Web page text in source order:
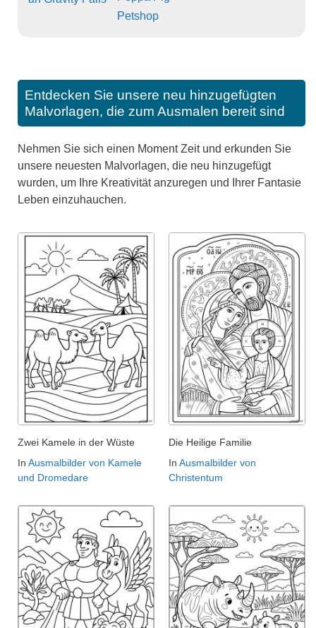
Petshop
Entdecken Sie unsere neu hinzugefügten
Malvorlagen, die zum Ausmalen bereit sind
Nehmen Sie sich einen Moment Zeit und erkunden Sie
unsere neuesten Malvorlagen, die neu hinzugefügt
wurden, um Ihre Kreativität anzuregen und Ihrer Fantasie
Leben einzuhauchen.
Zwei Kamele in der Wüste
In Ausmalbilder von Kamele
und Dromedare
Die Heilige Familie
In Ausmalbilder von
Christentum